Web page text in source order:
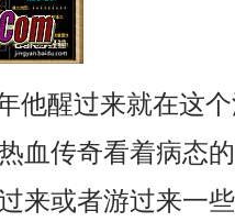
他醒过来就在这
血传奇看着病态
来或者游过来一